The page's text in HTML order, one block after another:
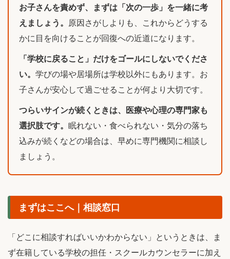
お子さんを責めず、まずは「次の一歩」を一緒に考
えましょう。 原因さがしよりも、これからどうする
かに目を向けることが回復への近道になります。
「学校に戻ること」だけをゴールにしないでくださ
い。 学びの場や居場所は学校以外にもあります。お
子さんが安心して過ごせることが何より大切です。
つらいサインが続くときは、医療や心理の専門家も
選択肢です。 眠れない・食べられない・気分の落ち
込みが続くなどの場合は、早めに専門機関に相談し
ましょう。
まずはここへ｜相談窓口
「どこに相談すればいいかわからない」というときは、ま
ず在籍している学校の担任・スクールカウンセラーに加え